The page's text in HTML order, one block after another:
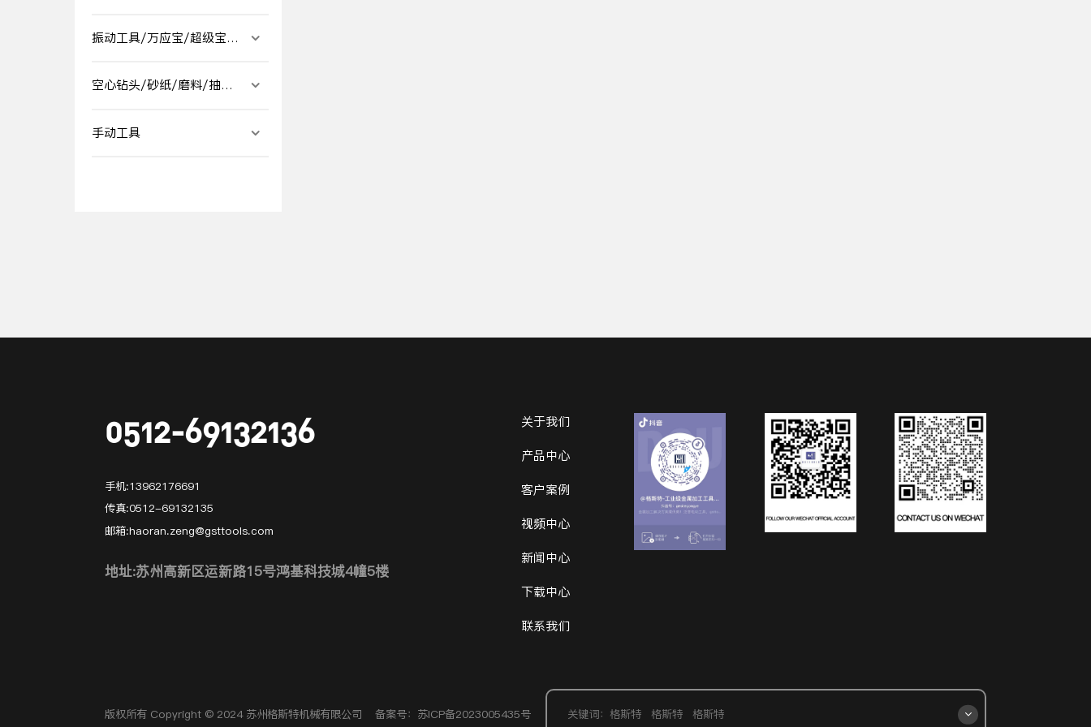
振动工具/万应宝/超级宝/
空心钻头/砂纸/磨料/抽芯
手动工具
0512-69132136
手机:13962176691
传真:0512-69132135
邮箱:haoran.zeng@gsttools.com
地址:苏州高新区运新路15号鸿基科技城4幢5楼
关于我们
产品中心
客户案例
视频中心
新闻中心
下载中心
联系我们
版权所有 Copyright © 2024 苏州格斯特机械有限公司 备案号：苏ICP备2023005435号